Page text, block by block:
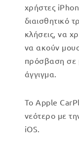
χρήστες
διαισθητικό
κλήσεις, να
να ακούν
πρόσβαση σε
άγγιγμα.
Το Apple
νεότερο με
iOS.